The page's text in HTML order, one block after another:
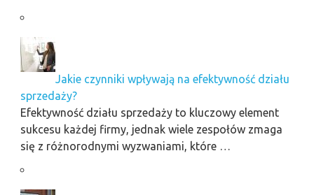
Jakie czynniki wpływają na efektywność działu
sprzedaży?
Efektywność działu sprzedaży to kluczowy element
sukcesu każdej firmy, jednak wiele zespołów zmaga
się z różnorodnymi wyzwaniami, które …